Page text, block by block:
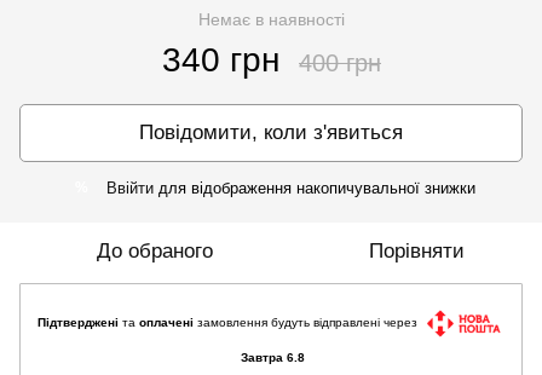
Немає в наявності
340 грн 400 грн
Повідомити, коли з'явиться
Ввійтидля відображення накопичувальної знижки
До обраного Порівняти
Підтверджені та оплачені замовлення будуть відправлені через
Завтра 6.8